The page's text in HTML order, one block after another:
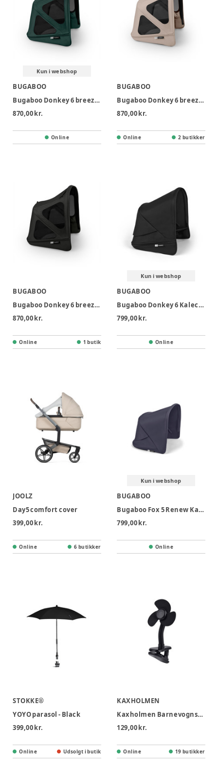
Kun i webshop
BUGABOO
Bugaboo Donkey 6 breezy sun canopy - Fern Green
870,00 kr.
Online
BUGABOO
Bugaboo Donkey 6 breezy sun canopy - Desert Taupe
870,00 kr.
Online 2 butikker
BUGABOO
Bugaboo Donkey 6 breezy sun canopy - Heritage Black
870,00 kr.
Online 1 butik
Kun i webshop
BUGABOO
Bugaboo Donkey 6 Kaleche - Heritage Black
799,00 kr.
Online
JOOLZ
Day5 comfort cover
399,00 kr.
Online 6 butikker
Kun i webshop
BUGABOO
Bugaboo Fox 5 Renew Kaleche - Deep Indigo
799,00 kr.
Online
STOKKE®
YOYO parasol - Black
399,00 kr.
Online Udsolgt i butik
KAXHOLMEN
Kaxholmen Barnevognsventilator
129,00 kr.
Online 19 butikker